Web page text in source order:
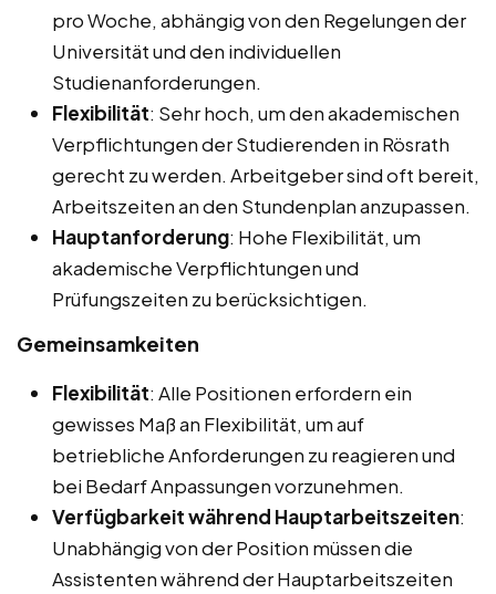
pro Woche, abhängig von den Regelungen der
Universität und den individuellen
Studienanforderungen.
Flexibilität: Sehr hoch, um den akademischen
Verpflichtungen der Studierenden in Rösrath
gerecht zu werden. Arbeitgeber sind oft bereit,
Arbeitszeiten an den Stundenplan anzupassen.
Hauptanforderung: Hohe Flexibilität, um
akademische Verpflichtungen und
Prüfungszeiten zu berücksichtigen.
Gemeinsamkeiten
Flexibilität: Alle Positionen erfordern ein
gewisses Maß an Flexibilität, um auf
betriebliche Anforderungen zu reagieren und
bei Bedarf Anpassungen vorzunehmen.
Verfügbarkeit während Hauptarbeitszeiten:
Unabhängig von der Position müssen die
Assistenten während der Hauptarbeitszeiten